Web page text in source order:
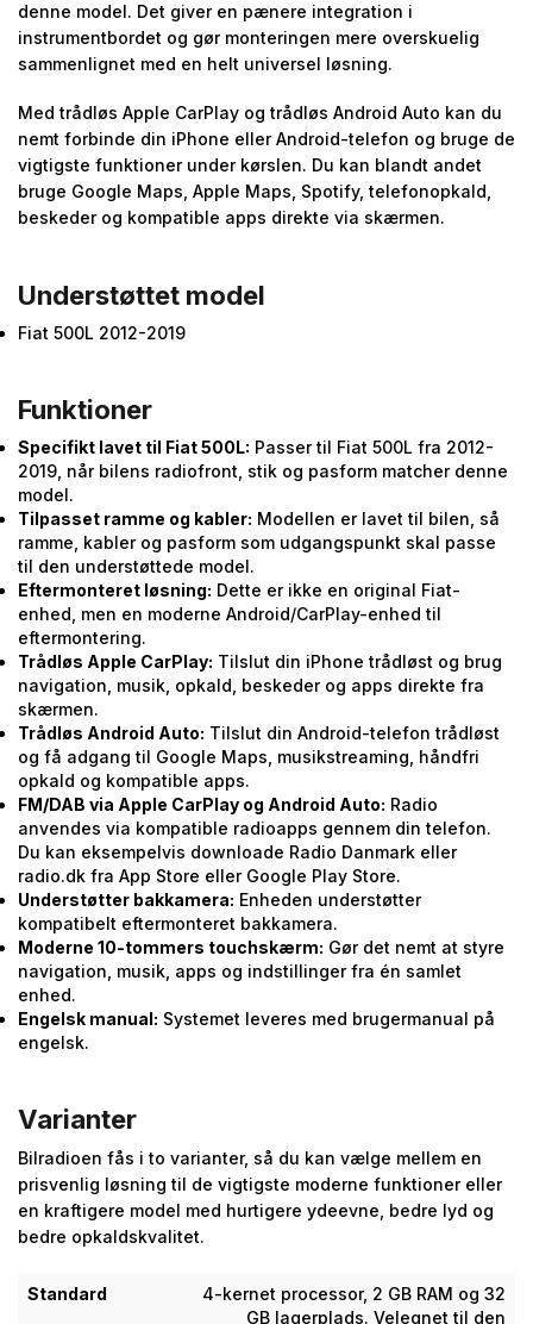
denne model. Det giver en pænere integration i
instrumentbordet og gør monteringen mere overskuelig
sammenlignet med en helt universel løsning.
Med trådløs Apple CarPlay og trådløs Android Auto kan du
nemt forbinde din iPhone eller Android-telefon og bruge de
vigtigste funktioner under kørslen. Du kan blandt andet
bruge Google Maps, Apple Maps, Spotify, telefonopkald,
beskeder og kompatible apps direkte via skærmen.
Understøttet model
Fiat 500L 2012-2019
Funktioner
Specifikt lavet til Fiat 500L: Passer til Fiat 500L fra 2012-
2019, når bilens radiofront, stik og pasform matcher denne
model.
Tilpasset ramme og kabler: Modellen er lavet til bilen, så
ramme, kabler og pasform som udgangspunkt skal passe
til den understøttede model.
Eftermonteret løsning: Dette er ikke en original Fiat-
enhed, men en moderne Android/CarPlay-enhed til
eftermontering.
Trådløs Apple CarPlay: Tilslut din iPhone trådløst og brug
navigation, musik, opkald, beskeder og apps direkte fra
skærmen.
Trådløs Android Auto: Tilslut din Android-telefon trådløst
og få adgang til Google Maps, musikstreaming, håndfri
opkald og kompatible apps.
FM/DAB via Apple CarPlay og Android Auto: Radio
anvendes via kompatible radioapps gennem din telefon.
Du kan eksempelvis downloade Radio Danmark eller
radio.dk fra App Store eller Google Play Store.
Understøtter bakkamera: Enheden understøtter
kompatibelt eftermonteret bakkamera.
Moderne 10-tommers touchskærm: Gør det nemt at styre
navigation, musik, apps og indstillinger fra én samlet
enhed.
Engelsk manual: Systemet leveres med brugermanual på
engelsk.
Varianter
Bilradioen fås i to varianter, så du kan vælge mellem en
prisvenlig løsning til de vigtigste moderne funktioner eller
en kraftigere model med hurtigere ydeevne, bedre lyd og
bedre opkaldskvalitet.
Standard
4-kernet processor, 2 GB RAM og 32
GB lagerplads. Velegnet til den